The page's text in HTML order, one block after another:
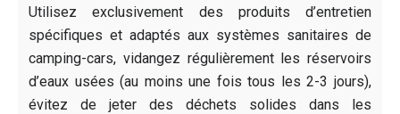
Utilisez exclusivement des produits d’entretien
spécifiques et adaptés aux systèmes sanitaires de
camping-cars, vidangez régulièrement les réservoirs
d’eaux usées (au moins une fois tous les 2-3 jours),
évitez de jeter des déchets solides dans les